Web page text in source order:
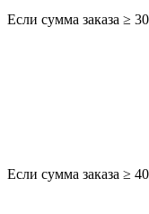
Если сумма заказа ≥
Если сумма заказа ≥